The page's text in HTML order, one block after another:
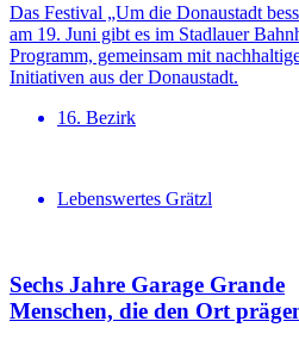
Das Festival „Um die Donaustadt
am 19. Juni gibt es im Stadlauer
Programm, gemeinsam mit
Initiativen aus der Donaustadt.
16. Bezirk
Lebenswertes Grätzl
Sechs Jahre Garage Grande
Menschen, die den Ort